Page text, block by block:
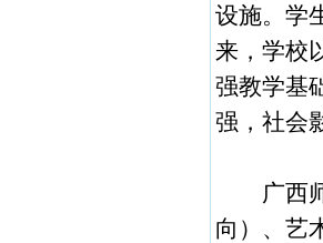
设施。学
来，学校
强教学基
强，社会
广西
向）、艺